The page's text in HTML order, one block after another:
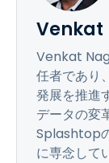
Venkat
任者であり
発展を推進
データの変
Splashtop
に専念して